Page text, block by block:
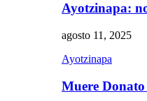
Ayotzinapa:
agosto 11, 2025
Ayotzinapa
Muere